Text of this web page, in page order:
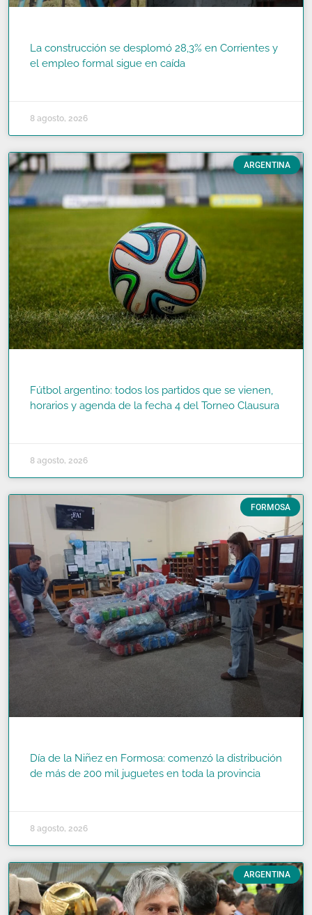
La construcción se desplomó 28,3% en Corrientes y
el empleo formal sigue en caída
8 agosto, 2026
ARGENTINA
Fútbol argentino: todos los partidos que se vienen,
horarios y agenda de la fecha 4 del Torneo Clausura
8 agosto, 2026
FORMOSA
Día de la Niñez en Formosa: comenzó la distribución
de más de 200 mil juguetes en toda la provincia
8 agosto, 2026
ARGENTINA